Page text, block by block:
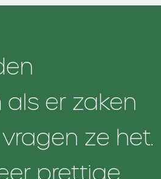
er zaken
ze het.
prettige